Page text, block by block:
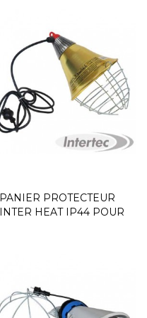
PANIER PROTECTEUR
INTER HEAT IP44 POUR